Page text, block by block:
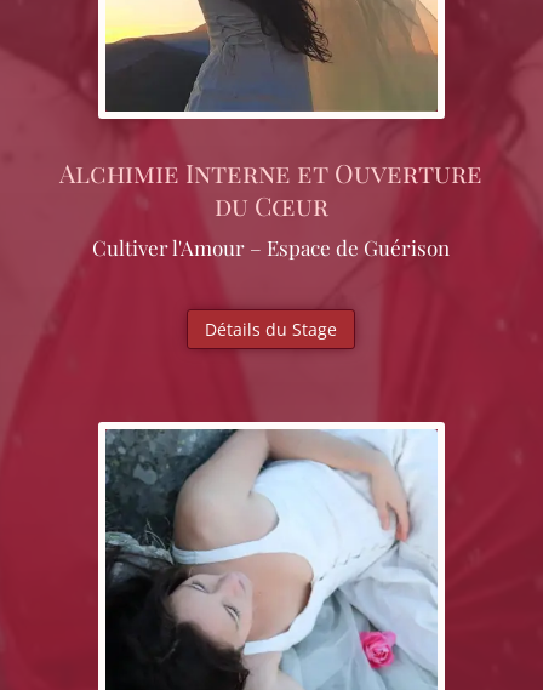
Alchimie Interne et Ouverture
du Cœur
Cultiver l'Amour – Espace de Guérison
Détails du Stage